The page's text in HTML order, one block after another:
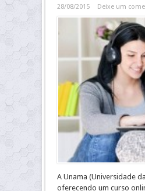
28/08/2015 Deixe um
A Unama (Universidade
oferecendo um curso